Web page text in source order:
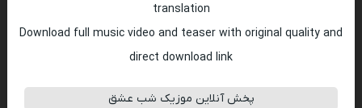
translation
Download full music video and teaser with original quality and
direct download link
پخش آنلاین موزیک شب عشق